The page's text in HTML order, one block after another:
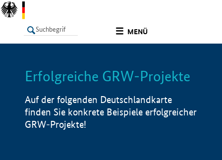
MENÜ
LISTE Info
Erfolgreiche GRW-Projekte
Auf der folgenden Deutschlandkarte
finden Sie konkrete Beispiele erfolgreicher
GRW-Projekte!